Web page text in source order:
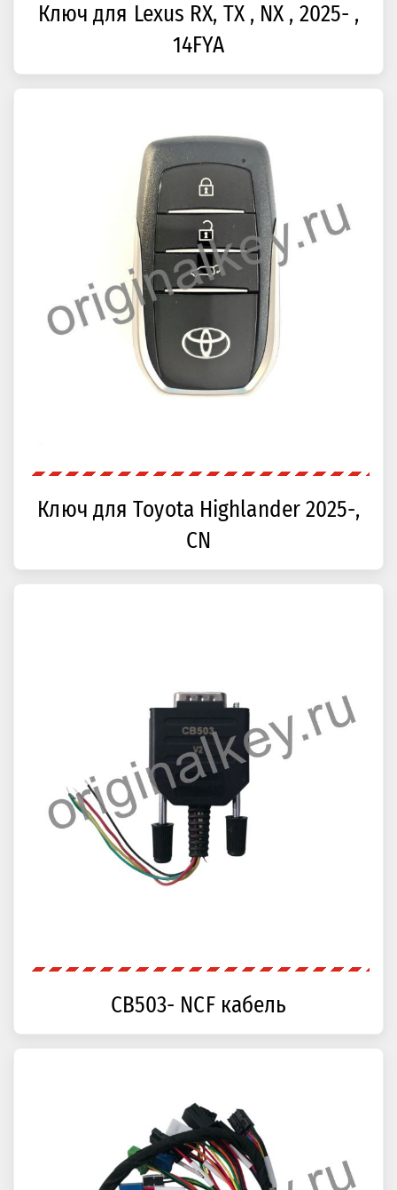
Ключ для Lexus RX, TX , NX , 2025- ,
14FYA
Ключ для Toyota Highlander 2025-,
CN
CB503- NCF кабель